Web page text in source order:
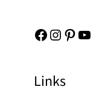
Facebook Instagram Pinterest YouTube
Links